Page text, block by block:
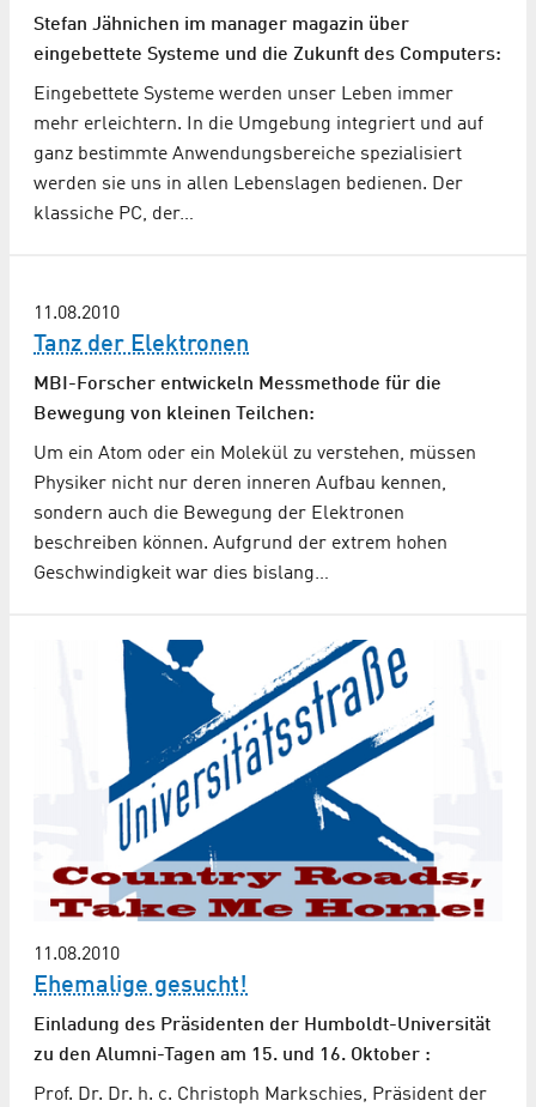
Stefan Jähnichen im manager magazin über
eingebettete Systeme und die Zukunft des Computers:
Eingebettete Systeme werden unser Leben immer
mehr erleichtern. In die Umgebung integriert und auf
ganz bestimmte Anwendungsbereiche spezialisiert
werden sie uns in allen Lebenslagen bedienen. Der
klassiche PC, der…
11.08.2010
Tanz der Elektronen
MBI-Forscher entwickeln Messmethode für die
Bewegung von kleinen Teilchen:
Um ein Atom oder ein Molekül zu verstehen, müssen
Physiker nicht nur deren inneren Aufbau kennen,
sondern auch die Bewegung der Elektronen
beschreiben können. Aufgrund der extrem hohen
Geschwindigkeit war dies bislang…
11.08.2010
Ehemalige gesucht!
Einladung des Präsidenten der Humboldt-Universität
zu den Alumni-Tagen am 15. und 16. Oktober :
Prof. Dr. Dr. h. c. Christoph Markschies, Präsident der